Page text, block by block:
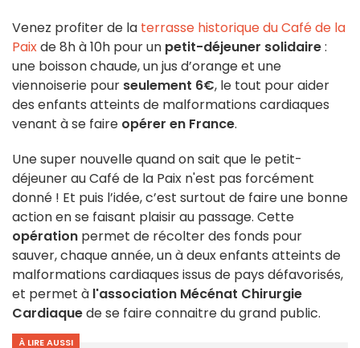
Venez profiter de la terrasse historique du Café de la
Paixde 8h à 10h pour un petit-déjeuner solidaire:
une boisson chaude, un jus d’orange et une
viennoiserie pour seulement 6€, le tout pour aider
des enfants atteints de malformations cardiaques
venant à se faire opérer en France.
Une super nouvelle quand on sait que le petit-
déjeuner au Café de la Paix n'est pas forcément
donné ! Et puis l’idée, c’est surtout de faire une bonne
action en se faisant plaisir au passage. Cette
opération permet de récolter des fonds pour
sauver, chaque année, un à deux enfants atteints de
malformations cardiaques issus de pays défavorisés,
et permet à l'association Mécénat Chirurgie
Cardiaquede se faire connaitre du grand public.
À LIRE AUSSI